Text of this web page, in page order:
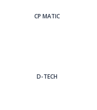
CP MATIC
D-TECH